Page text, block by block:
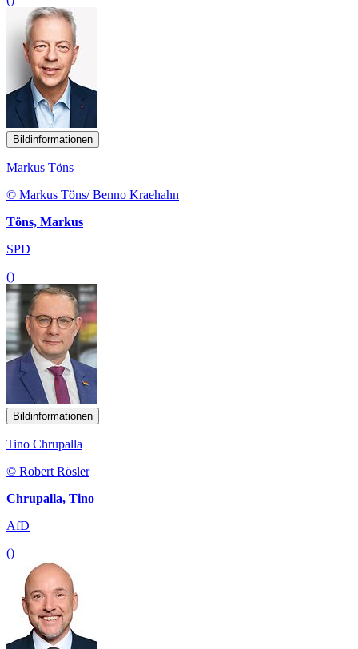
Bildinformationen
Markus Töns
© Markus Töns/ Benno Kraehahn
Töns, Markus
SPD
()
Bildinformationen
Tino Chrupalla
© Robert Rösler
Chrupalla, Tino
AfD
()